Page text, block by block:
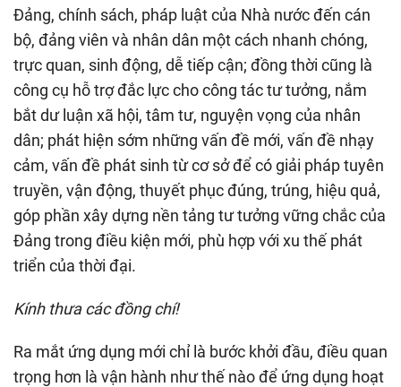
Đảng, chính sách, pháp luật của Nhà nước đến cán
bộ, đảng viên và nhân dân một cách nhanh chóng,
trực quan, sinh động, dễ tiếp cận; đồng thời cũng là
công cụ hỗ trợ đắc lực cho công tác tư tưởng, nắm
bắt dư luận xã hội, tâm tư, nguyện vọng của nhân
dân; phát hiện sớm những vấn đề mới, vấn đề nhạy
cảm, vấn đề phát sinh từ cơ sở để có giải pháp tuyên
truyền, vận động, thuyết phục đúng, trúng, hiệu quả,
góp phần xây dựng nền tảng tư tưởng vững chắc của
Đảng trong điều kiện mới, phù hợp với xu thế phát
triển của thời đại.
Kính thưa các đồng chí!
Ra mắt ứng dụng mới chỉ là bước khởi đầu, điều quan
trọng hơn là vận hành như thế nào để ứng dụng hoạt